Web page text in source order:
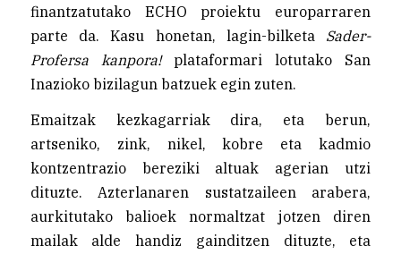
finantzatutako ECHO proiektu europarraren
parte da. Kasu honetan, lagin-bilketa Sader-
Profersa kanpora!plataformari lotutako San
Inazioko bizilagun batzuek egin zuten.
Emaitzak kezkagarriak dira, eta berun,
artseniko, zink, nikel, kobre eta kadmio
kontzentrazio bereziki altuak agerian utzi
dituzte. Azterlanaren sustatzaileen arabera,
aurkitutako balioek normaltzat jotzen diren
mailak alde handiz gainditzen dituzte, eta